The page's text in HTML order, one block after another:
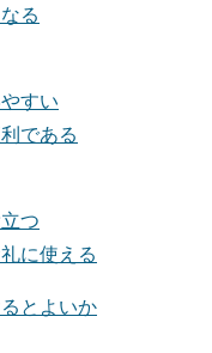
る
すい
である
つ
に使える
とよいか